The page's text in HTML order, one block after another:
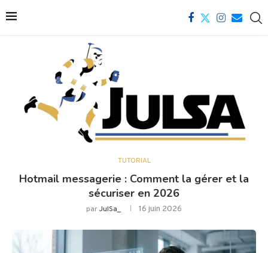
TUTORIAL
Hotmail messagerie : Comment la gérer et la
sécuriser en 2026
parJulSa_ 16 juin 2026